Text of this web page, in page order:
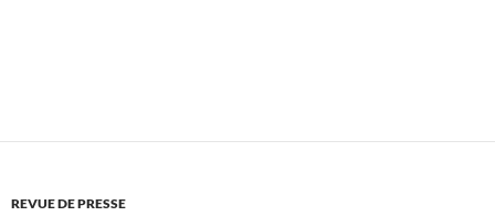
REVUE DE PRESSE